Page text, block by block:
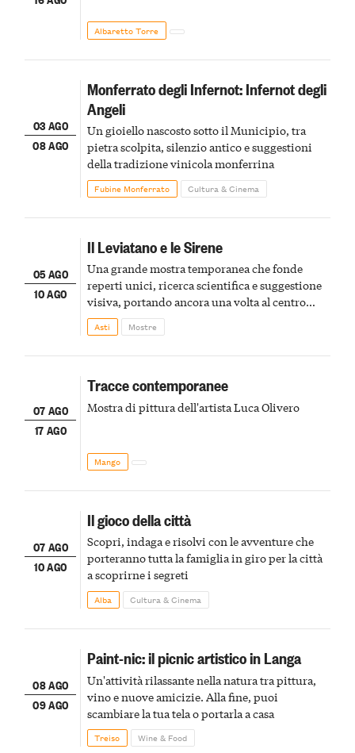
Albaretto Torre
03 AGO
08 AGO
Monferrato degli Infernot: Infernot degli
Angeli
Un gioiello nascosto sotto il Municipio, tra
pietra scolpita, silenzio antico e suggestioni
della tradizione vinicola monferrina
Fubine Monferrato Cultura & Cinema
05 AGO
10 AGO
Il Leviatano e le Sirene
Una grande mostra temporanea che fonde
reperti unici, ricerca scientifica e suggestione
visiva, portando ancora una volta al centro
della scena le meraviglie del passato astigiano
Asti Mostre
07 AGO
17 AGO
Tracce contemporanee
Mostra di pittura dell'artista Luca Olivero
Mango
07 AGO
10 AGO
Il gioco della città
Scopri, indaga e risolvi con le avventure che
porteranno tutta la famiglia in giro per la città
a scoprirne i segreti
Alba Cultura & Cinema
08 AGO
09 AGO
Paint-nic: il picnic artistico in Langa
Un'attività rilassante nella natura tra pittura,
vino e nuove amicizie. Alla fine, puoi
scambiare la tua tela o portarla a casa
Treiso Wine & Food